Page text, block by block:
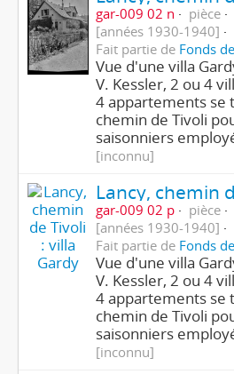
gar-009 02 n
pièce
[années 1930-1940]
Fait partie de Fonds
Vue d'une villa
V. Kessler, 2 ou 4
4 appartements se
chemin de Tivoli
saisonniers
[inconnu]
gar-009 02 p
pièce
[années 1930-1940]
Fait partie de Fonds
Vue d'une villa
V. Kessler, 2 ou 4
4 appartements se
chemin de Tivoli
saisonniers
[inconnu]